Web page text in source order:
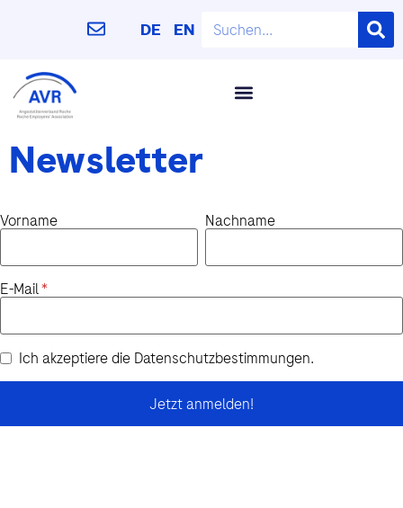
DE EN
Newsletter
Vorname Nachname
E-Mail
Ich akzeptiere die Datenschutzbestimmungen.